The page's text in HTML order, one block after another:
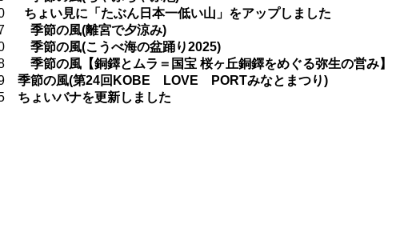
ちょい見に「たぶん日本一低い山」をアップしました
季節の風(離宮で夕涼み)
季節の風(こうべ海の盆踊り2025)
季節の風【銅鐸とムラ＝国宝 桜ヶ丘銅鐸をめぐる弥生の営み】
季節の風(第24回KOBE LOVE PORTみなとまつり)
ちょいバナを更新しました